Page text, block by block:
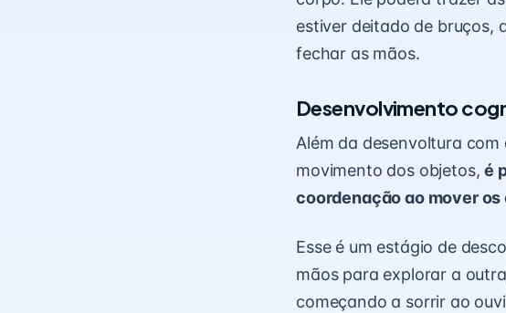
estiver deitado de bruços,
fechar as mãos.
Desenvolvimento
Além da desenvoltura
movimento dos objetos,é
coordenação ao mover os
Esse é um estágio de
mãos para explorar a
começando a sorrir ao